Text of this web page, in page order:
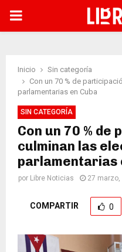
PRIMARY
Inicio
Sin categoría
Con un 70 % de
parlamentarias en Cuba
SIN CATEGORÍA
Con un 70 % de
culminan las
parlamentarias
por Libre Noticias 27 marzo,
COMPARTIR 0